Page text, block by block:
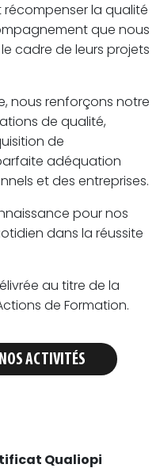
la qualité
que nous
cadre de leurs projets
nous renforçons notre
de qualité,
de
adéquation
et des entreprises.
pour nos
dans la réussite
au titre de la
de Formation.
ACTIVITÉS
Qualiopi